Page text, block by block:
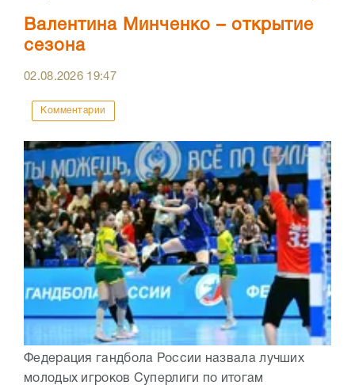
Валентина Минченко – открытие
сезона
02.08.2026 19:47
Комментарии
Федерация гандбола России назвала лучших
молодых игроков Суперлиги по итогам